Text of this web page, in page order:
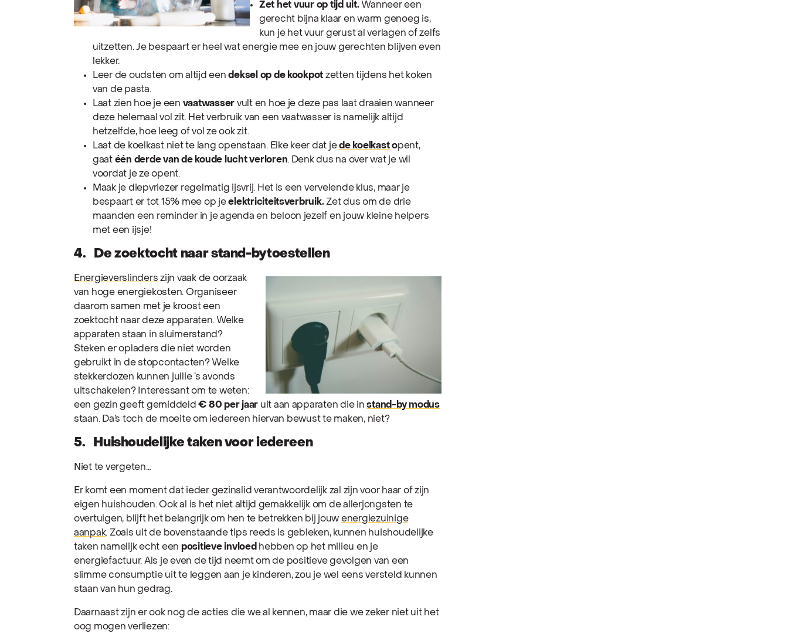
Zet het vuur op tijd uit.Wanneer een
gerecht bijna klaar en warm genoeg is,
kun je het vuur gerust al verlagen of zelfs
uitzetten. Je bespaart er heel wat energie mee en jouw gerechten blijven even
lekker.
Leer de oudsten om altijd eendeksel op de kookpot zetten tijdens het koken
van de pasta.
Laat zien hoe je een vaatwasser vult en hoe je deze pas laat draaien wanneer
deze helemaal vol zit. Het verbruik van een vaatwasser is namelijk altijd
hetzelfde, hoe leeg of vol ze ook zit.
Laat de koelkast niet te lang openstaan. Elke keer dat jede koelkastopent,
gaatéén derde van de koude lucht verloren. Denk dus na over wat je wil
voordat je ze opent.
Maak je diepvriezer regelmatig ijsvrij. Het is een vervelende klus, maar je
bespaart er tot 15% mee op jeelektriciteitsverbruik.Zet dus om de drie
maanden een reminder in je agenda en beloon jezelf en jouw kleine helpers
met een ijsje!
4. De zoektocht naar stand-bytoestellen
Energieverslinders zijn vaak de oorzaak
van hoge energiekosten. Organiseer
daarom samen met je kroost een
zoektocht naar deze apparaten. Welke
apparaten staan in sluimerstand?
Steken er opladers die niet worden
gebruikt in de stopcontacten? Welke
stekkerdozen kunnen jullie ‘s avonds
uitschakelen? Interessant om te weten:
een gezin geeft gemiddeld€ 80 per jaar uit aan apparaten die instand-by modus
staan. Da’s toch de moeite om iedereen hiervan bewust te maken, niet?
5. Huishoudelijke taken voor iedereen
Niet te vergeten…
Er komt een moment dat ieder gezinslid verantwoordelijk zal zijn voor haar of zijn
eigen huishouden. Ook al is het niet altijd gemakkelijk om de allerjongsten te
overtuigen, blijft het belangrijk om hen te betrekken bij jouw energiezuinige
aanpak. Zoals uit de bovenstaande tips reeds is gebleken, kunnen huishoudelijke
taken namelijk echt een positieve invloed hebben op het milieu en je
energiefactuur. Als je even de tijd neemt om de positieve gevolgen van een
slimme consumptie uit te leggen aan je kinderen, zou je wel eens versteld kunnen
staan van hun gedrag.
Daarnaast zijn er ook nog de acties die we al kennen, maar die we zeker niet uit het
oog mogen verliezen: